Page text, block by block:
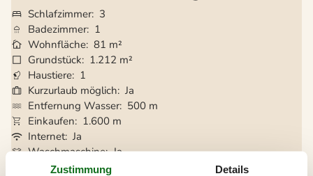
Schlafzimmer 3
Badezimmer 1
Wohnfläche 81 m²
Grundstück
1.212 m²
Haustiere 1
Kurzurlaub möglich Ja
Entfernung Wasser 500 m
Einkaufen
1.600 m
Internet Ja
Waschmaschine Ja
Trockner Ja
Zustimmung Details